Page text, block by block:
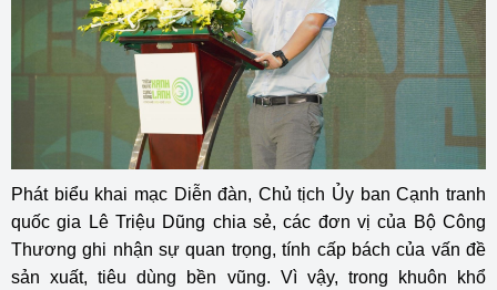
Phát biểu khai mạc Diễn đàn, Chủ tịch Ủy ban Cạnh tranh
quốc gia Lê Triệu Dũng chia sẻ, các đơn vị của Bộ Công
Thương ghi nhận sự quan trọng, tính cấp bách của vấn đề
sản xuất, tiêu dùng bền vũng. Vì vậy, trong khuôn khổ